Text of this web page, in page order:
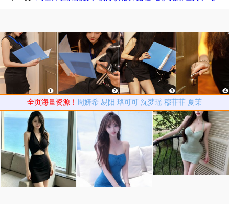
全页海量资源！ 周妍希 易阳 珞可可 沈梦瑶 穆菲菲 夏茉